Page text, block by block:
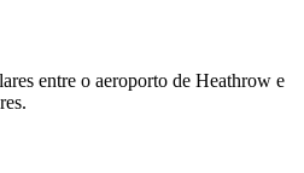
entre o aeroporto de Heathrow e